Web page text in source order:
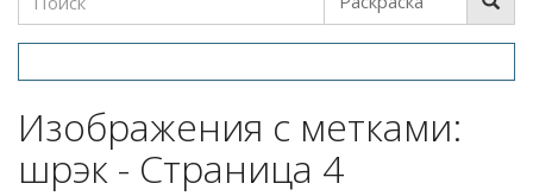
Изображения с метками:
шрэк - Страница 4